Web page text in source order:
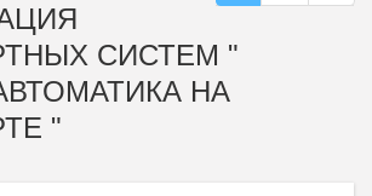
СИСТЕМ "
НА
"